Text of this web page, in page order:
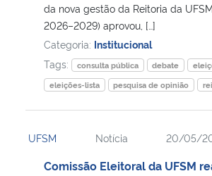
Secretaria-Geral
Secretaria de Governo
Advocacia-Geral da União
da nova gestão da Reitoria da
2026–2029) aprovou, […]
Categoria: Institucional
Tags:
consulta pública debate
eleições-lista
pesquisa de opinião
UFSM Notícia 20/05/
Comissão Eleitoral da UFSM